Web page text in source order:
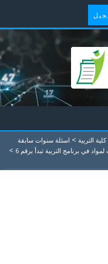
التربية > اسئلة سنوات سابقة
في برنامج التربية تبدأ برقم 6 >